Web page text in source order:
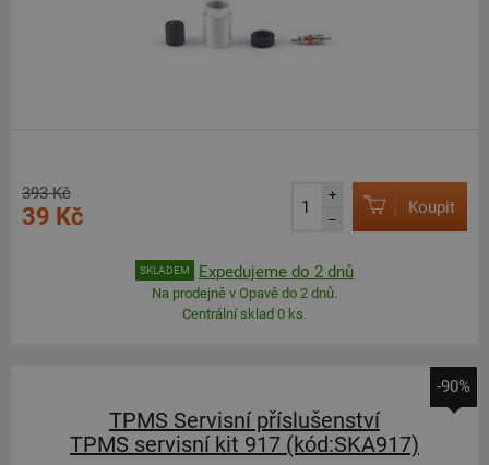
393 Kč
39 Kč
+
–
Koupit
SKLADEM Expedujeme do 2 dnů
Na prodejně v Opavě do 2 dnů.
Centrální sklad 0 ks.
-90%
TPMS Servisní příslušenství
TPMS servisní kit 917 (kód:SKA917)